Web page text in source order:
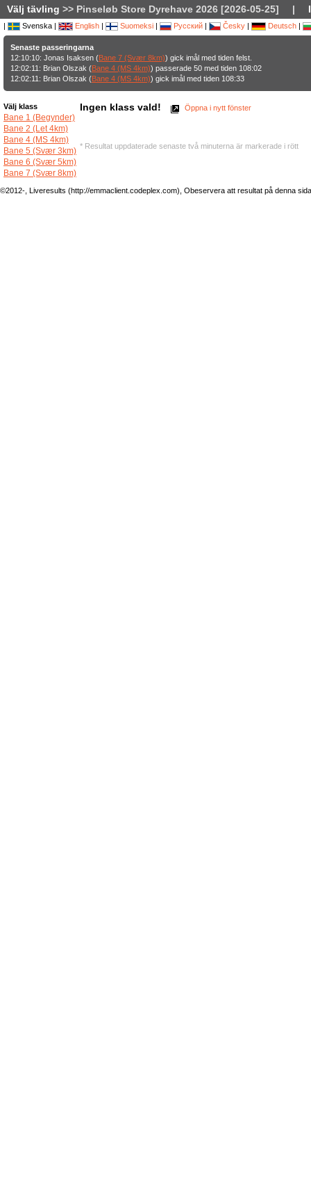
Välj tävling >> Pinseløb Store Dyrehave 2026 [2026-05-25] |
| Svenska | English | Suomeksi | Русский | Česky | Deutsch |
Senaste passeringarna
12:10:10: Jonas Isaksen (Bane 7 (Svær 8km)) gick imål med tiden felst.
12:02:11: Brian Olszak (Bane 4 (MS 4km)) passerade 50 med tiden 108:02
12:02:11: Brian Olszak (Bane 4 (MS 4km)) gick imål med tiden 108:33
Välj klass
Bane 1 (Begynder)
Bane 2 (Let 4km)
Bane 4 (MS 4km)
Bane 5 (Svær 3km)
Bane 6 (Svær 5km)
Bane 7 (Svær 8km)
Ingen klass vald! Öppna i nytt fönster
* Resultat uppdaterade senaste två minuterna är markerade i rött
©2012-, Liveresults (http://emmaclient.codeplex.com), Obeservera att resultat på denna